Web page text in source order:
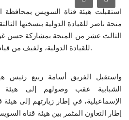
شروط وأحكام
استقبلت هيئة قناة السويس بمحافظة
منحة ناصر للقيادة الدولية بنسختها
الثالث عشر من المنحة بمشاركة حسن
للقيادة الدولية، ولفيف من قيادات وزارة الشباب والرياضة.
واستقبل الفريق أسامة ربيع رئيس
الشبابية عقب وصولهم إلى هيئة
الإسماعيلية، في إطار زيارتهم إلى
إطار التعاون المثمر بين هيئة قناة